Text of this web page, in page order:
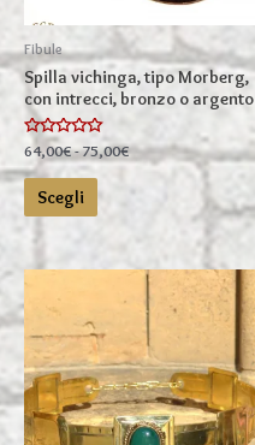
Fibule
Spilla vichinga, tipo Morberg,
con intrecci, bronzo o argento
Valutato
0
su
64,00€-75,00€Fascia
prezzo:
75,00€
Scegli
Questo
prodotto
varianti.
opzioni
possono
essere
scelte
nella